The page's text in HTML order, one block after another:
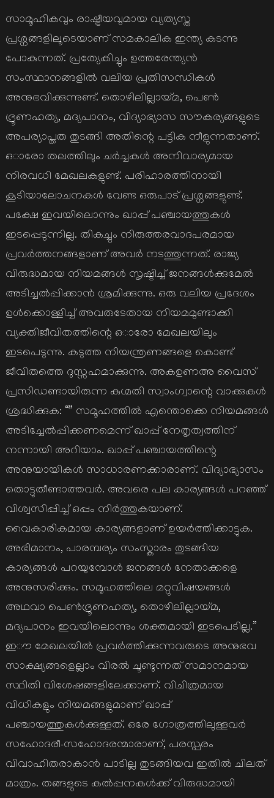
സാമൂഹികവും രാഷ്ട്രീയവുമായ വ്യത്യസ്ത
പ്രശ്നങ്ങളിലൂടെയാണ് സമകാലിക ഇന്ത്യ കടന്നു
പോകുന്നത്. പ്രത്യേകിച്ചും ഉത്തരേന്ത്യൻ
സംസ്ഥാനങ്ങളിൽ വലിയ പ്രതിസന്ധികൾ
അനുഭവിക്കുന്നുണ്ട്. തൊഴിലില്ലായ്മ, പെൺ
ഭ്രൂണഹത്യ, മദ്യപാനം, വിദ്യാഭ്യാസ സൗകര്യങ്ങളുടെ
അപര്യാപ്തത തുടങ്ങി അതിന്റെ പട്ടിക നീളുന്നതാണ്.
ഒാരോ തലത്തിലും ചർച്ചകൾ അനിവാര്യമായ
നിരവധി മേഖലകളുണ്ട്. പരിഹാരത്തിനായി
കൂടിയാലോചനകൾ വേണ്ട ഒരുപാട് പ്രശ്നങ്ങളുണ്ട്.
പക്ഷേ ഇവയിലൊന്നും ഖാപ്പ് പഞ്ചായത്തുകൾ
ഇടപ്പെടുന്നില്ല. തികച്ചും നിരുത്തരവാദപരമായ
പ്രവർത്തനങ്ങളാണ് അവർ നടത്തുന്നത്. രാജ്യ
വിരുദ്ധമായ നിയമങ്ങൾ സൃഷ്ടിച്ച് ജനങ്ങൾക്കുമേൽ
അടിച്ചൽപ്പിക്കാൻ ശ്രമിക്കുന്നു. ഒരു വലിയ പ്രദേശം
ഉൾക്കൊള്ളിച്ച് അവരുടേതായ നിയമമുണ്ടാക്കി
വ്യക്തിജീവിതത്തിന്റെ ഒാരോ മേഖലയിലും
ഇടപെടുന്നു. കടുത്ത നിയന്ത്രണങ്ങളെ കൊണ്ട്
ജീവിതത്തെ ദുസ്സഹമാക്കുന്നു. അകഉണഅ വൈസ്
പ്രസിഡണ്ടായിരുന്ന കുഗ്മതി സ്വാംഗ്വാന്റെ വാക്കുകൾ
ശ്രദ്ധിക്കുക: “” സമൂഹത്തിൽ എന്തൊക്കെ നിയമങ്ങൾ
അടിച്ചേൽപ്പിക്കണമെന്ന് ഖാപ്പ് നേതൃത്വത്തിന്
നന്നായി അറിയാം. ഖാപ്പ് പഞ്ചായത്തിന്റെ
അനുയായികൾ സാധാരണക്കാരാണ്. വിദ്യാഭ്യാസം
തൊട്ടുതീണ്ടാത്തവർ. അവരെ പല കാര്യങ്ങൾ പറഞ്ഞ്
വിശ്വസിപ്പിച്ച് ഒപ്പം നിർത്തുകയാണ്.
വൈകാരികമായ കാര്യങ്ങളാണ് ഉയർത്തിക്കാട്ടുക.
അഭിമാനം, പാരമ്പര്യം സംസ്കാരം തുടങ്ങിയ
കാര്യങ്ങൾ പറയുമ്പോൾ ജനങ്ങൾ നേതാക്കളെ
അനുസരിക്കും. സമൂഹത്തിലെ മറ്റുവിഷയങ്ങൾ
അഥവാ പെൺഭ്രൂണഹത്യ, തൊഴിലില്ലായ്മ,
മദ്യപാനം ഇവയിലൊന്നും ശക്തമായി ഇടപെടില്ല.”
ഇൗ മേഖലയിൽ പ്രവർത്തിക്കുന്നവരുടെ അനുഭവ
സാക്ഷ്യങ്ങളെല്ലാം വിരൽ ചൂണ്ടുന്നത് സമാനമായ
സ്ഥിതി വിശേഷങ്ങളിലേക്കാണ്. വിചിത്രമായ
വിധികളും നിയമങ്ങളുമാണ് ഖാപ്പ്
പഞ്ചായത്തുകൾക്കുള്ളത്. ഒരേ ഗോത്രത്തിലുള്ളവർ
സഹോദരീ-സഹോദരന്മാരാണ്, പരസ്പരം
വിവാഹിതരാകാൻ പാടില്ല തുടങ്ങിയവ ഇതിൽ ചിലത്
മാത്രം. തങ്ങളുടെ കൽപ്പനകൾക്ക് വിരുദ്ധമായി